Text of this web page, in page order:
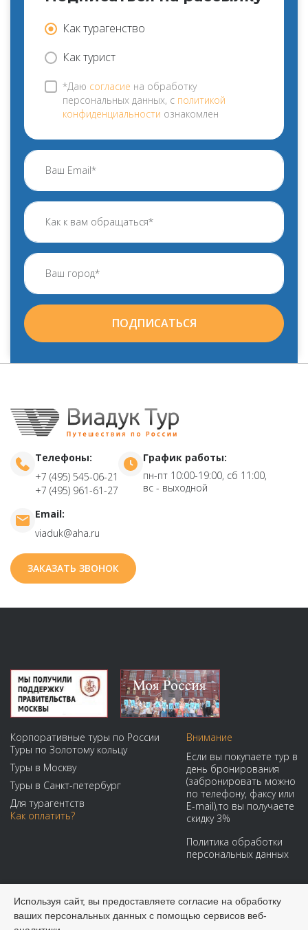
Как турагенство
Как турист
*Даю согласие на обработку
персональных данных, с политикой
конфиденциальности ознакомлен
ПОДПИСАТЬСЯ
Телефоны:
+7 (495) 545-06-21
+7 (495) 961-61-27
График работы:
пн-пт 10:00-19:00, сб 11:00,
вс - выходной
Email:
viaduk@aha.ru
ЗАКАЗАТЬ ЗВОНОК
Корпоративные туры по России
Туры по Золотому кольцу
Туры в Москву
Туры в Санкт-петербург
Для турагентств
Как оплатить?
Внимание
Если вы покупаете тур в
день бронирования
(забронировать можно
по телефону, факсу или
E-mail),то вы получаете
скидку 3%
Политика обработки
персональных данных
Мы принимаем:
Используя сайт, вы предоставляете согласие на обработку
ваших персональных данных с помощью сервисов веб-